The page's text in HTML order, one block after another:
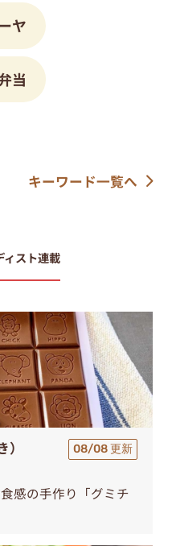
ヤ
当
キーワード一覧へ
ィスト連載
08/08 更新
感の手作り「グミチ